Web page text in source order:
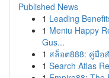
Published News
1 Leading
1 Meniu Happy
Gus...
1 สล็อต888: คู่มือ
1 Search Atlas